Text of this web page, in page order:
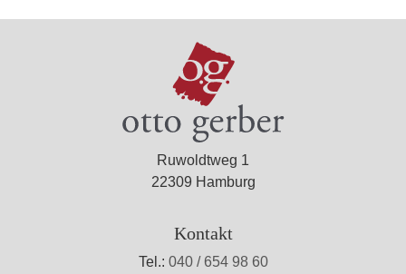
Ruwoldtweg 1
22309 Hamburg
Kontakt
Tel.: 040 / 654 98 60